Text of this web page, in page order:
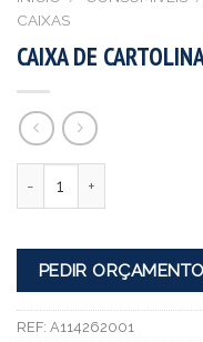
CAIXAS
CAIXA DE
PEDIR ORÇAMENTO
REF: A114262001